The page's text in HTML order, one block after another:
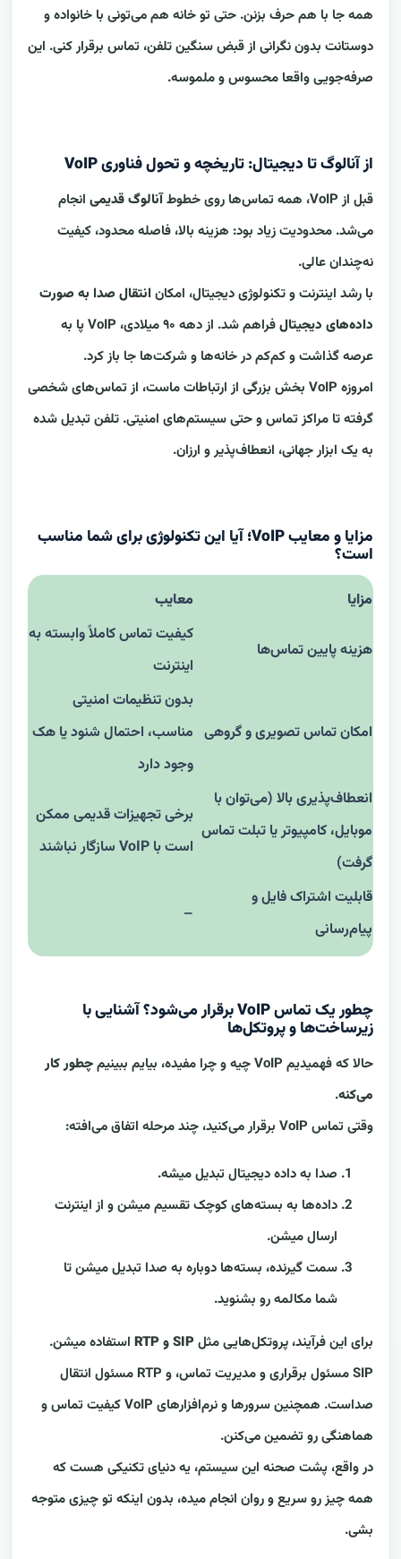
همه جا با هم حرف بزنن. حتی تو خانه هم می‌تونی با خانواده و
دوستانت بدون نگرانی از قبض سنگین تلفن، تماس برقرار کنی. این
صرفه‌جویی واقعا محسوس و ملموسه.
از آنالوگ تا دیجیتال: تاریخچه و تحول فناوری VoIP
قبل از VoIP، همه تماس‌ها روی خطوط آنالوگ قدیمی انجام
می‌شد. محدودیت زیاد بود: هزینه بالا، فاصله محدود، کیفیت
نه‌چندان عالی.
با رشد اینترنت و تکنولوژی دیجیتال، امکان انتقال صدا به صورت
داده‌های دیجیتال
فراهم شد. از دهه ۹۰ میلادی، VoIP پا به
عرصه گذاشت و کم‌کم در خانه‌ها و شرکت‌ها جا باز کرد.
امروزه VoIP بخش بزرگی از ارتباطات ماست، از تماس‌های شخصی
گرفته تا مراکز تماس و حتی سیستم‌های امنیتی. تلفن تبدیل شده
به یک ابزار جهانی، انعطاف‌پذیر و ارزان.
مزایا و معایب VoIP؛ آیا این تکنولوژی برای شما مناسب
است؟
مزایا معایب
هزینه پایین تماس‌ها
کیفیت تماس کاملاً وابسته به
اینترنت
امکان تماس تصویری و گروهی
بدون تنظیمات امنیتی
مناسب، احتمال شنود یا هک
وجود دارد
انعطاف‌پذیری بالا (می‌توان با
موبایل، کامپیوتر یا تبلت تماس
گرفت)
برخی تجهیزات قدیمی ممکن
است با VoIP سازگار نباشند
قابلیت اشتراک فایل و
پیام‌رسانی
–
چطور یک تماس VoIP برقرار می‌شود؟ آشنایی با
زیرساخت‌ها و پروتکل‌ها
حالا که فهمیدیم VoIP چیه و چرا مفیده، بیایم ببینیم
چطور کار
می‌کنه.
وقتی تماس VoIP برقرار می‌کنید، چند مرحله اتفاق می‌افته:
صدا به داده دیجیتال تبدیل میشه.
داده‌ها به بسته‌های کوچک تقسیم میشن و از اینترنت
ارسال میشن.
سمت گیرنده، بسته‌ها دوباره به صدا تبدیل میشن تا
شما مکالمه رو بشنوید.
برای این فرآیند، پروتکل‌هایی مثلSIP و RTP
استفاده میشن.
SIP مسئول برقراری و مدیریت تماس، و RTP مسئول انتقال
صداست. همچنین سرورها و نرم‌افزارهای VoIP کیفیت تماس و
هماهنگی رو تضمین می‌کنن.
در واقع، پشت صحنه این سیستم، یه دنیای تکنیکی هست که
همه چیز رو سریع و روان انجام میده، بدون اینکه تو چیزی متوجه
بشی.